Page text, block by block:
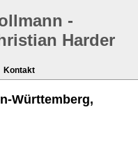
-
Harder
Kontakt
Württemberg,